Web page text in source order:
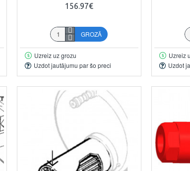
156.97€
GROZĀ
Uzreiz uz grozu
Uzdot jautājumu par šo preci
Uzreiz
Uzdot